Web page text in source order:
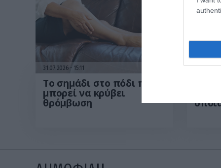
31.07.2026 15:11
Το σημάδι στο πόδι που
μπορεί να κρύβει
θρόμβωση